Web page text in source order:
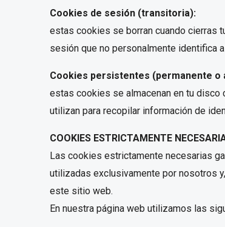
Cookies de sesión (transitoria):
estas cookies se borran cuando cierras
sesión que no personalmente identifica
Cookies persistentes (permanente o
estas cookies se almacenan en tu disco
utilizan para recopilar información de
COOKIES ESTRICTAMENTE
Las cookies estrictamente necesarias
utilizadas exclusivamente por nosotros
este sitio web.
En nuestra página web utilizamos las